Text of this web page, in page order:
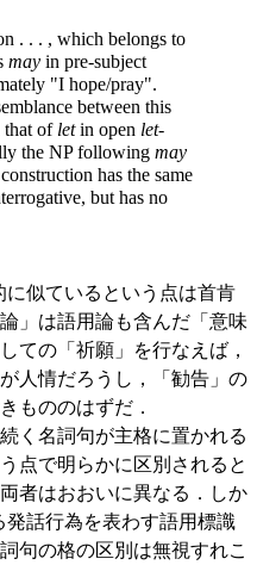
. . . , which belongs to
may in pre-subject
"I hope/pray".
between this
that of letin open let-
the NP following may
has the same
but has no
似ているという点は首肯
」は語用論も含んだ「意味
ての「祈願」を行なえば，
人情だろうし，「勧告」の
もののはずだ．
く名詞句が主格に置かれる
点で明らかに区別されると
者はおおいに異なる．しか
話行為を表わす語用標識
句の格の区別は無視すれこ